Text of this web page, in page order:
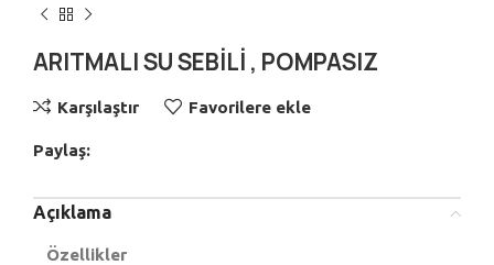
ARITMALI SU SEBİLİ , POMPASIZ
Karşılaştır Favorilere ekle
Paylaş:
Açıklama
Özellikler